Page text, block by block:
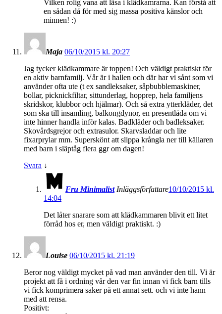
Vilken rolig vana att läsa i klädkamrarna. Kan förstå att
en sådan då för med sig massa positiva känslor och
minnen! :)
Maja 06/10/2015 kl. 20:27
Jag tycker klädkammare är toppen! Och väldigt praktiskt för
en aktiv barnfamilj. Vår är i hallen och där har vi sånt som vi
använder ofta ute (t ex sandleksaker, såpbubblemaskiner,
bollar, picknickfiltar, sittunderlag, hopprep, hela familjens
skridskor, klubbor och hjälmar). Och så extra ytterkläder, det
som ska till insamling, balkongdynor, en presentlåda om vi
inte hinner handla inför kalas. Badkläder och badleksaker.
Skovårdsgrejor och extrasulor. Skarvsladdar och lite
fixarprylar mm. Superskönt att slippa krångla ner till källaren
med barn i släptåg flera ggr om dagen!
Svara ↓
Fru Minimalist Inläggsförfattare10/10/2015 kl.
14:04
Det låter snarare som att klädkammaren blivit ett litet
förråd hos er, men väldigt praktiskt. :)
Louise 06/10/2015 kl. 21:19
Beror nog väldigt mycket på vad man använder den till. Vi är
projekt att få i ordning vår den var fin innan vi fick barn tills
vi fick komprimera saker på ett annat sett. och vi inte hann
med att rensa.
Positivt: